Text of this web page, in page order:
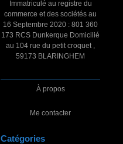
Immatriculé au registre du
commerce et des sociétés au
16 Septembre 2020 : 801 360
173 RCS Dunkerque Domicilié
au 104 rue du petit croquet ,
59173 BLARINGHEM
À propos
Me contacter
Catégories